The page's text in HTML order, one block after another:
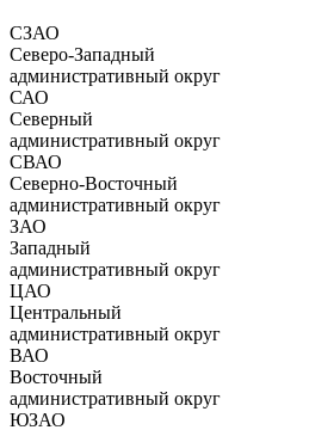
СЗАО
Северо-Западный
административный округ
САО
Северный
административный округ
СВАО
Северно-Восточный
административный округ
ЗАО
Западный
административный округ
ЦАО
Центральный
административный округ
ВАО
Восточный
административный округ
ЮЗАО